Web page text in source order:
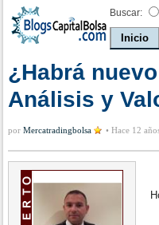
Buscar:
Inicio
¿Habrá
Análisis y
por Mercatradingbolsa • Hace 12